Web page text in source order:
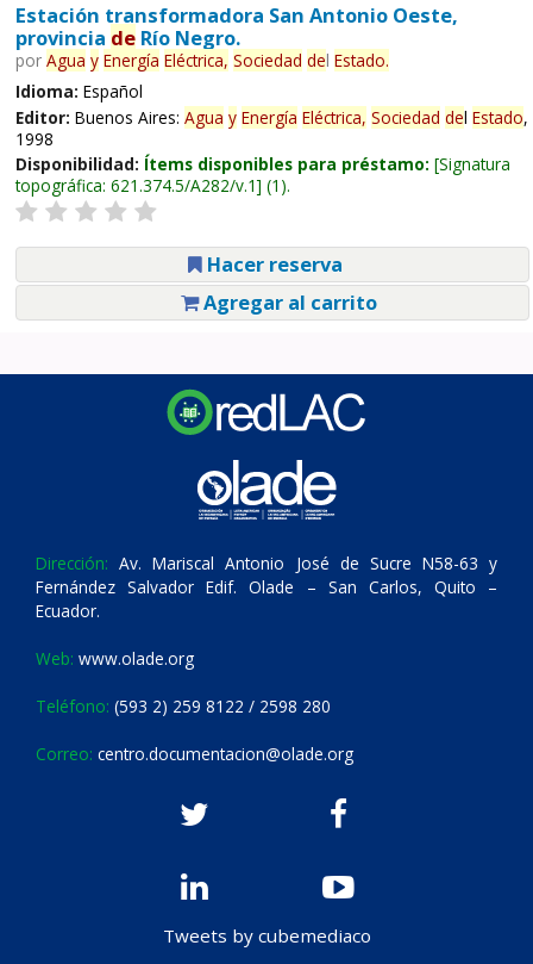
Estación transformadora San Antonio Oeste,
provincia deRío Negro.
por Agua y Energía Eléctrica, Sociedad del Estado.
Idioma: Español
Editor: Buenos Aires: Agua y Energía Eléctrica, Sociedad del Estado,
1998
Disponibilidad: Ítems disponibles para préstamo: Signatura
topográfica: 621.374.5/A282/v.1 (1).
Hacer reserva
Agregar al carrito
Dirección: Av. Mariscal Antonio José de Sucre N58-63 y
Fernández Salvador Edif. Olade – San Carlos, Quito –
Ecuador.
Web: www.olade.org
Teléfono: (593 2) 259 8122 / 2598 280
Correo: centro.documentacion@olade.org
Tweets by cubemediaco